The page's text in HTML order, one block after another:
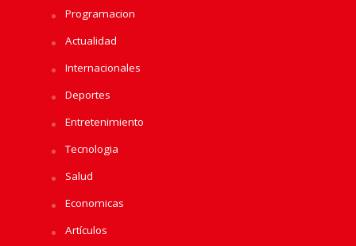
Programacion
Actualidad
Internacionales
Deportes
Entretenimiento
Tecnologia
Salud
Economicas
Artículos